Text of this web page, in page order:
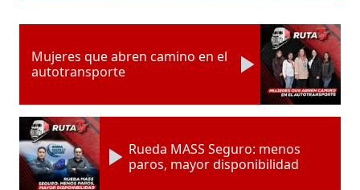
Mujeres que abren camino en el
autotransporte
Rueda MASS Seguro: menos
paros, mayor disponibilidad